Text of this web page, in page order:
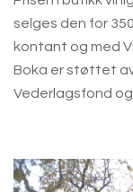
selges den for
kontant og med
Boka er støttet
Vederlagsfond